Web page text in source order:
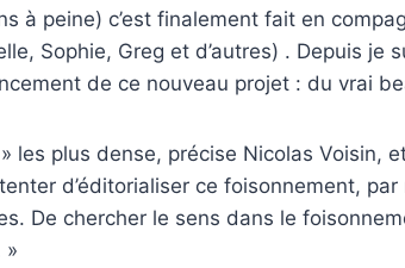
à peine) c’est finalement fait en
Sophie, Greg et d’autres) . Depuis
de ce nouveau projet : du vrai
les plus dense, précise Nicolas Voisin,
d’éditorialiser ce foisonnement,
De chercher le sens dans le
»